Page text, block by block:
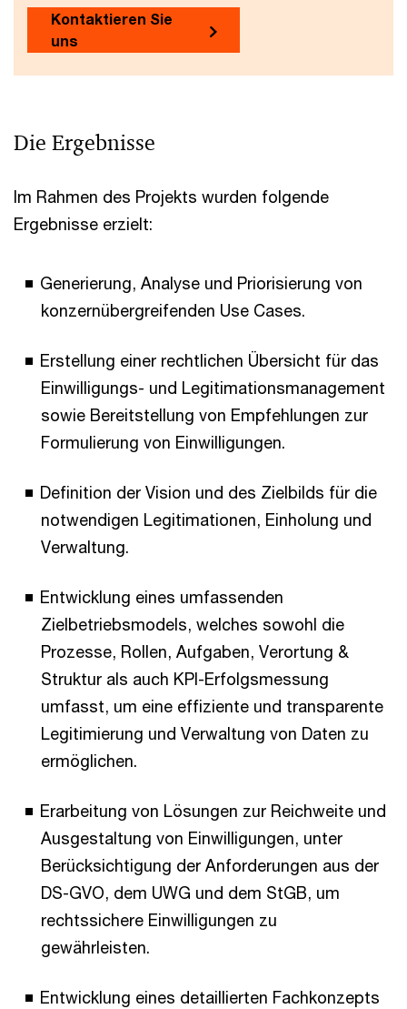
Kontaktieren Sie
uns
Die Ergebnisse
Im Rahmen des Projekts wurden folgende
Ergebnisse erzielt:
Generierung, Analyse und Priorisierung von
konzernübergreifenden Use Cases.
Erstellung einer rechtlichen Übersicht für das
Einwilligungs- und Legitimationsmanagement
sowie Bereitstellung von Empfehlungen zur
Formulierung von Einwilligungen.
Definition der Vision und des Zielbilds für die
notwendigen Legitimationen, Einholung und
Verwaltung.
Entwicklung eines umfassenden
Zielbetriebsmodels, welches sowohl die
Prozesse, Rollen, Aufgaben, Verortung &
Struktur als auch KPI-Erfolgsmessung
umfasst, um eine effiziente und transparente
Legitimierung und Verwaltung von Daten zu
ermöglichen.
Erarbeitung von Lösungen zur Reichweite und
Ausgestaltung von Einwilligungen, unter
Berücksichtigung der Anforderungen aus der
DS-GVO, dem UWG und dem StGB, um
rechtssichere Einwilligungen zu
gewährleisten.
Entwicklung eines detaillierten Fachkonzepts